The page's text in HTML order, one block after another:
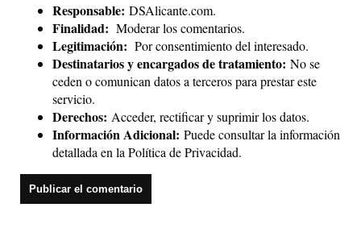
Responsable: DSAlicante.com.
Finalidad: Moderar los comentarios.
Legitimación: Por consentimiento del interesado.
Destinatarios y encargados de tratamiento: No se
ceden o comunican datos a terceros para prestar este
servicio.
Derechos: Acceder, rectificar y suprimir los datos.
Información Adicional: Puede consultar la información
detallada en laPolítica de Privacidad.